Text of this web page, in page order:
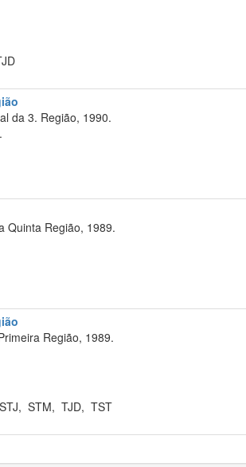
da 3. Região, 1990.
Quinta Região, 1989.
Região, 1989.
STJ, STM, TJD, TST